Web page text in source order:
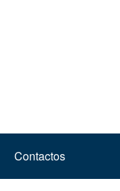
Contactos